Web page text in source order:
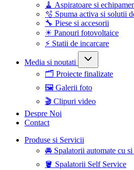
🧹 Aspiratoare si
🫧 Spuma activa si solutii
🔧 Piese si accesorii
☀ Panouri fotovoltaice
⚡ Statii de incarcare
Media si noutati
🗂️ Proiecte finalizate
🖼️ Galerii foto
🎬 Clipuri video
Despre Noi
Contact
Produse si Servicii
🚘 Spalatorii automate cu
🪣 Spalatorii Self Service